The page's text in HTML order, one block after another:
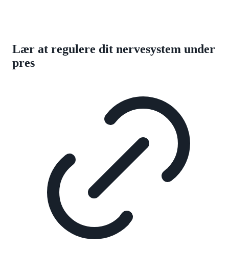
Lær at regulere dit nervesystem under
pres